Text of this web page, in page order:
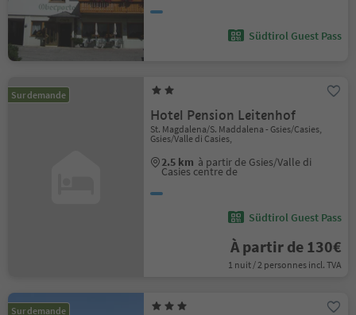
Südtirol Guest Pass
Sur demande
Hotel Pension Leitenhof
St. Magdalena/S. Maddalena - Gsies/Casies,
Gsies/Valle di Casies,
2.5 km à partir de Gsies/Valle di
Casies centre de
Südtirol Guest Pass
À partir de 130€
1 nuit / 2 personnes incl. TVA
Sur demande